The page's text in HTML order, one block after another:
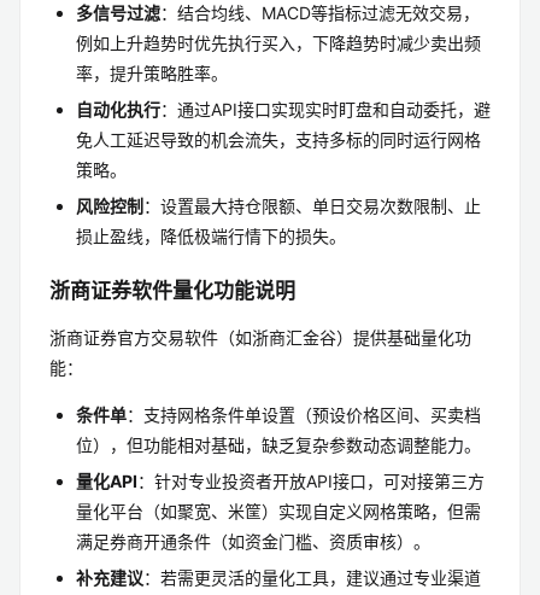
多信号过滤：结合均线、MACD等指标过滤无效交易，
例如上升趋势时优先执行买入，下降趋势时减少卖出频
率，提升策略胜率。
自动化执行：通过API接口实现实时盯盘和自动委托，避
免人工延迟导致的机会流失，支持多标的同时运行网格
策略。
风险控制 ：设置最大持仓限额、单日交易次数限制、止
损止盈线，降低极端行情下的损失。
浙商证券软件量化功能说明
浙商证券官方交易软件（如浙商汇金谷）提供基础量化功
能：
条件单：支持网格条件单设置（预设价格区间、买卖档
位），但功能相对基础，缺乏复杂参数动态调整能力。
量化API：针对专业投资者开放API接口，可对接第三方
量化平台（如聚宽、米筐）实现自定义网格策略，但需
满足券商开通条件（如资金门槛、资质审核）。
补充建议：若需更灵活的量化工具，建议通过专业渠道